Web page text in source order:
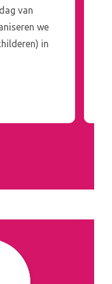
van
we
in